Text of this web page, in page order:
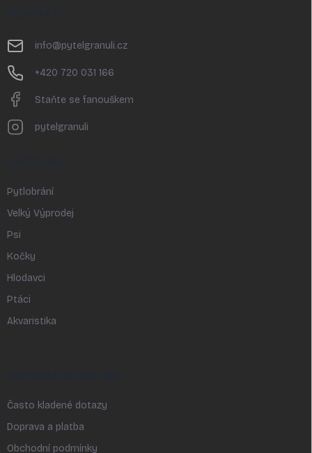
info@pytelgranuli.cz
+420 720 031 166
Staňte se fanouškem
pytelgranuli
Pytlobrání
Velký Výprodej
Psi
Kočky
Hlodavci
Ptáci
Akvaristika
Často kladené dotazy
Doprava a platba
Obchodní podmínky